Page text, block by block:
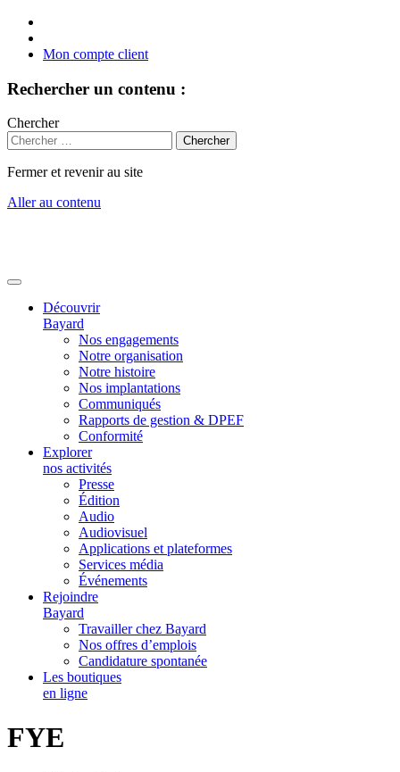
Mon compte client
Rechercher un contenu :
Chercher
Fermer et revenir au site
Aller au contenu
Découvrir
Bayard
Nos engagements
Notre organisation
Notre histoire
Nos implantations
Communiqués
Rapports de gestion & DPEF
Conformité
Explorer
nos activités
Presse
Édition
Audio
Audiovisuel
Applications et plateformes
Services média
Événements
Rejoindre
Bayard
Travailler chez Bayard
Nos offres d’emplois
Candidature spontanée
Les boutiques
en ligne
FYE